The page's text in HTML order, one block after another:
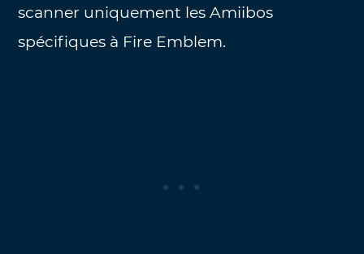
scanner uniquement les Amiibos
spécifiques à Fire Emblem.